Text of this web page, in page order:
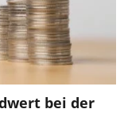
bei der